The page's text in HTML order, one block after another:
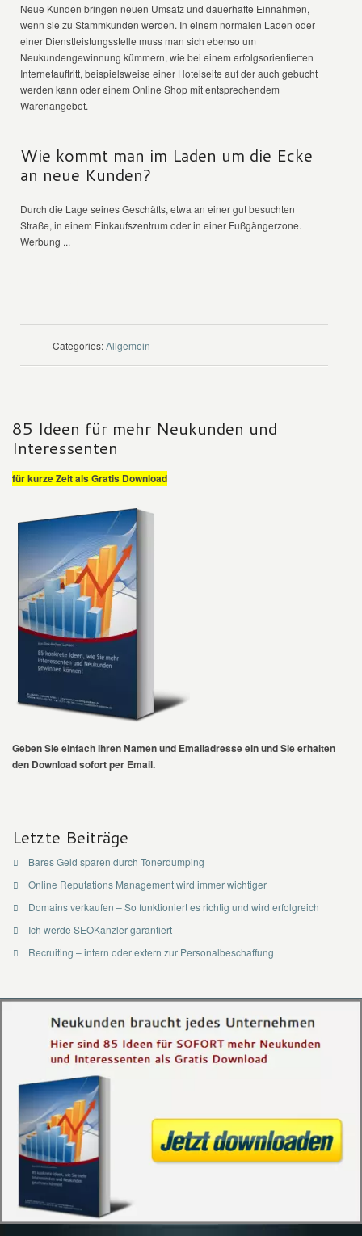
Neue Kunden bringen neuen Umsatz und dauerhafte Einnahmen,
wenn sie zu Stammkunden werden. In einem normalen Laden oder
einer Dienstleistungsstelle muss man sich ebenso um
Neukundengewinnung kümmern, wie bei einem erfolgsorientierten
Internetauftritt, beispielsweise einer Hotelseite auf der auch gebucht
werden kann oder einem Online Shop mit entsprechendem
Warenangebot.
Wie kommt man im Laden um die Ecke
an neue Kunden?
Durch die Lage seines Geschäfts, etwa an einer gut besuchten
Straße, in einem Einkaufszentrum oder in einer Fußgängerzone.
Werbung ...
Categories: Allgemein
85 Ideen für mehr Neukunden und
Interessenten
für kurze Zeit als Gratis Download
Geben Sie einfach Ihren Namen und Emailadresse ein und Sie erhalten
den Download sofort per Email.
Letzte Beiträge
Bares Geld sparen durch Tonerdumping
Online Reputations Management wird immer wichtiger
Domains verkaufen – So funktioniert es richtig und wird erfolgreich
Ich werde SEOKanzler garantiert
Recruiting – intern oder extern zur Personalbeschaffung